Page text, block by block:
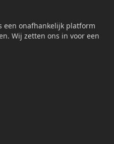
een onafhankelijk platform
Wij zetten ons in voor een